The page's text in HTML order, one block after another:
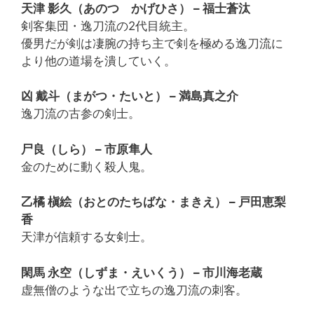
天津 影久（あのつ かげひさ） – 福士蒼汰
剣客集団・逸刀流の2代目統主。
優男だが剣は凄腕の持ち主で剣を極める逸刀流に
より他の道場を潰していく。
凶 戴斗（まがつ・たいと） – 満島真之介
逸刀流の古参の剣士。
尸良（しら） – 市原隼人
金のために動く殺人鬼。
乙橘 槇絵（おとのたちばな・まきえ） – 戸田恵梨
香
天津が信頼する女剣士。
閑馬 永空（しずま・えいくう） – 市川海老蔵
虚無僧のような出で立ちの逸刀流の刺客。